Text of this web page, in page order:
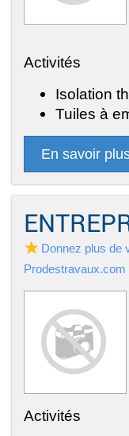
Activités
Isolation
Tuiles à
En savoir
Donnez plus de
Prodestravaux.com
Activités